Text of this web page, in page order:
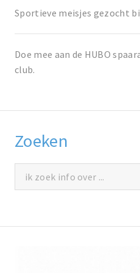
Sportieve meisjes gezocht
Doe mee aan de HUBO
club.
Zoeken